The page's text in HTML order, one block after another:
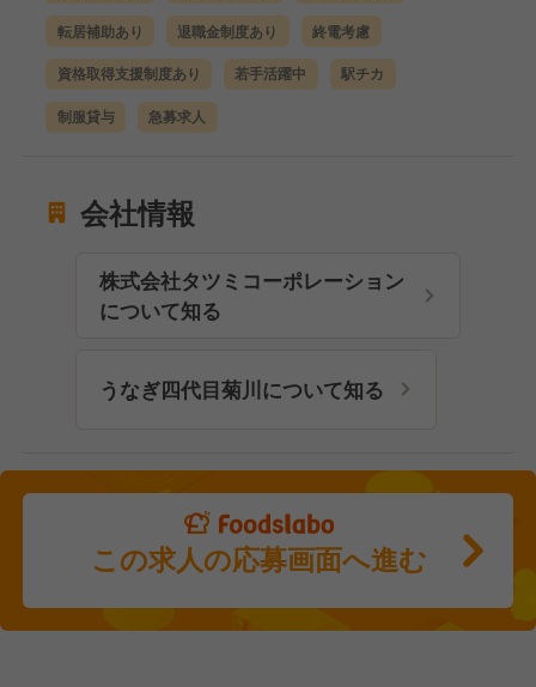
転居補助あり 退職金制度あり 終電考慮
資格取得支援制度あり 若手活躍中 駅チカ
制服貸与 急募求人
会社情報
株式会社タツミコーポレーション
について知る
うなぎ四代目菊川について知る
この求人の応募画面へ進む